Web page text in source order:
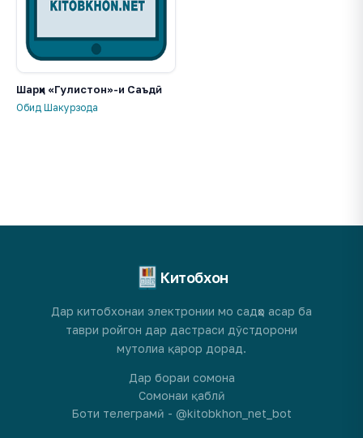
Шарҳи «Гулистон»-и Саъдӣ
Обид Шакурзода
Китобхон
Дар китобхонаи электронии мо садҳо асар ба
таври ройгон дар дастраси дӯстдорони
мутолиа қарор дорад.
Дар бораи сомона
Сомонаи қаблӣ
Боти телеграмӣ - @kitobkhon_net_bot